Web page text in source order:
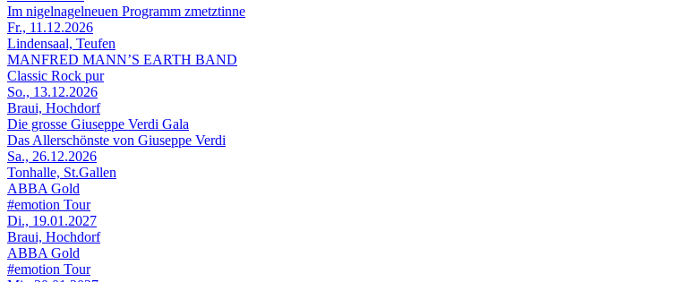
Im nigelnagelneuen Programm zmetztinne
Fr., 11.12.2026
Lindensaal, Teufen
MANFRED MANN’S EARTH BAND
Classic Rock pur
So., 13.12.2026
Braui, Hochdorf
Die grosse Giuseppe Verdi Gala
Das Allerschönste von Giuseppe Verdi
Sa., 26.12.2026
Tonhalle, St.Gallen
ABBA Gold
#emotion Tour
Di., 19.01.2027
Braui, Hochdorf
ABBA Gold
#emotion Tour